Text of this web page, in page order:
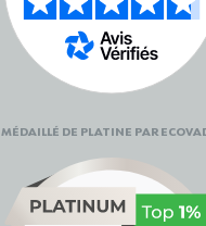
MÉDAILLÉ DE PLATINE PAR